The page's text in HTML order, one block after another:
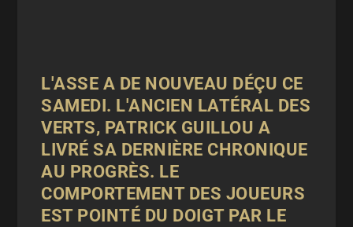
L'ASSE A DE NOUVEAU DÉÇU CE
SAMEDI. L'ANCIEN LATÉRAL DES
VERTS, PATRICK GUILLOU A
LIVRÉ SA DERNIÈRE CHRONIQUE
AU PROGRÈS. LE
COMPORTEMENT DES JOUEURS
EST POINTÉ DU DOIGT PAR LE